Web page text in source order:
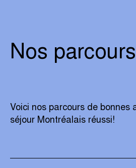
Nos parcours
Voici nos parcours de bonnes
séjour Montréalais réussi!